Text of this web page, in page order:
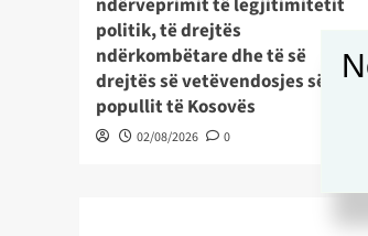
politik, të drejtës
ndërkombëtare dhe të së
drejtës së vetëvendosjes së
popullit të Kosovës
02/08/2026 0